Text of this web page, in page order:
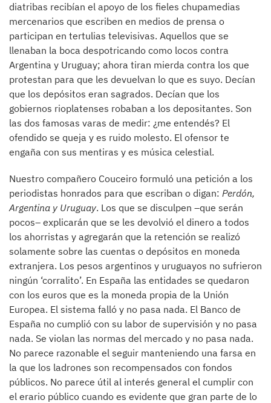
diatribas recibían el apoyo de los fieles chupamedias
mercenarios que escriben en medios de prensa o
participan en tertulias televisivas. Aquellos que se
llenaban la boca despotricando como locos contra
Argentina y Uruguay; ahora tiran mierda contra los que
protestan para que les devuelvan lo que es suyo. Decían
que los depósitos eran sagrados. Decían que los
gobiernos rioplatenses robaban a los depositantes. Son
las dos famosas varas de medir: ¿me entendés? El
ofendido se queja y es ruido molesto. El ofensor te
engaña con sus mentiras y es música celestial.
Nuestro compañero Couceiro formuló una petición a los
periodistas honrados para que escriban o digan: Perdón,
Argentina y Uruguay. Los que se disculpen –que serán
pocos– explicarán que se les devolvió el dinero a todos
los ahorristas y agregarán que la retención se realizó
solamente sobre las cuentas o depósitos en moneda
extranjera. Los pesos argentinos y uruguayos no sufrieron
ningún ‘corralito’. En España las entidades se quedaron
con los euros que es la moneda propia de la Unión
Europea. El sistema falló y no pasa nada. El Banco de
España no cumplió con su labor de supervisión y no pasa
nada. Se violan las normas del mercado y no pasa nada.
No parece razonable el seguir manteniendo una farsa en
la que los ladrones son recompensados con fondos
públicos. No parece útil al interés general el cumplir con
el erario público cuando es evidente que gran parte de lo